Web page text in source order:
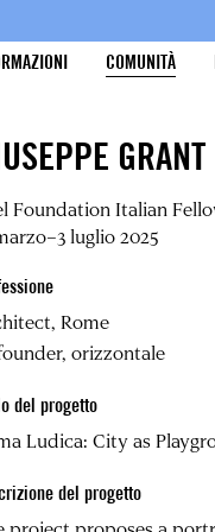
COMUNITÀ
GRANT
Foundation Italian
luglio 2025
Rome
orizzontale
del progetto
Ludica: City as
del progetto